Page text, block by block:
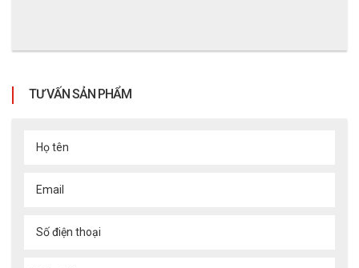
TƯ VẤN SẢN PHẨM
Họ tên
Email
Số điện thoại